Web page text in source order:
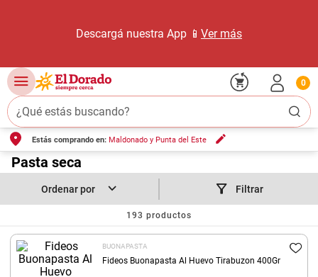
Descargá nuestra App 📱 Ver más
¿Qué estás buscando?
0
Estás comprando en: Maldonado y Punta del Este
Pasta seca
Filtrar
193 productos
BUONAPASTA
Fideos Buonapasta Al Huevo Tirabuzon 400Gr
TÉRMINOS MÁS BUSCADOS
leche
4. queso
5. pollo